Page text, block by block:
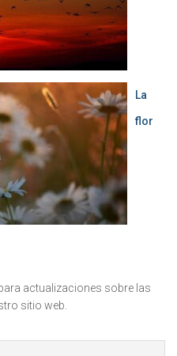
La
flor
actualizaciones sobre las
sitio web.